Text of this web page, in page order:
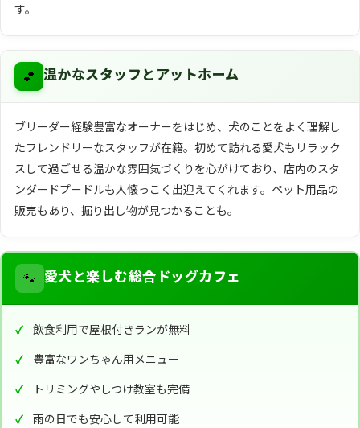
す。
💕 温かなスタッフとアットホーム
ブリーダー経験豊富なオーナーをはじめ、犬のことをよく理解し
たフレンドリーなスタッフが在籍。初めて訪れる愛犬もリラック
スして過ごせる温かな雰囲気づくりを心がけており、店内のスタ
ンダードプードルも人懐っこく出迎えてくれます。ペット用品の
販売もあり、掘り出し物が見つかることも。
🐾 愛犬と楽しむ総合ドッグカフェ
飲食利用で屋根付きランが無料
豊富なワンちゃん用メニュー
トリミングやしつけ教室も完備
雨の日でも安心して利用可能